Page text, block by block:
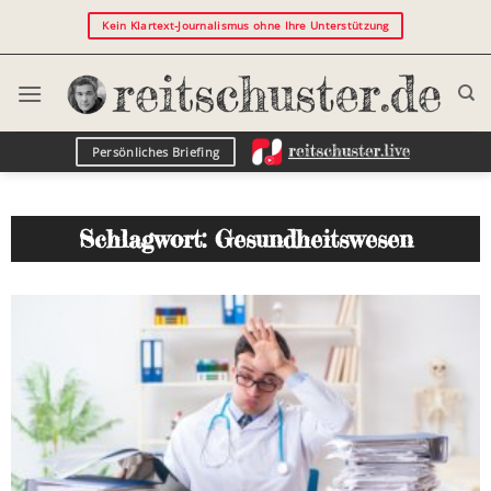
Kein Klartext-Journalismus ohne Ihre Unterstützung
Persönliches Briefing
Schlagwort: Gesundheitswesen